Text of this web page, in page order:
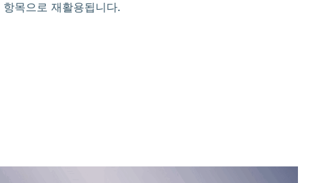
항목으로 재활용됩니다.